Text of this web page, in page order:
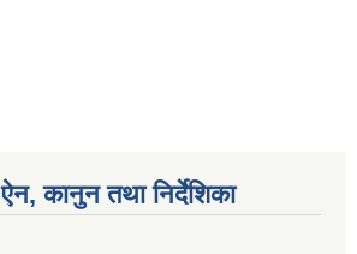
ऐन, कानुन तथा निर्देशिका